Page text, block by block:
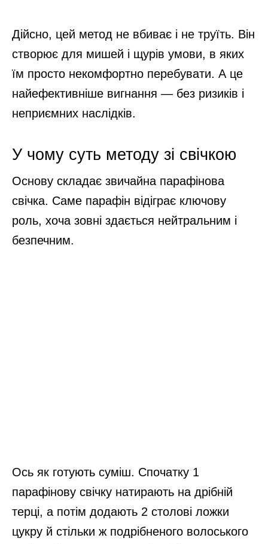
Дійсно, цей метод не вбиває і не труїть. Він
створює для мишей і щурів умови, в яких
їм просто некомфортно перебувати. А це
найефективніше вигнання — без ризиків і
неприємних наслідків.
У чому суть методу зі свічкою
Основу складає звичайна парафінова
свічка. Саме парафін відіграє ключову
роль, хоча зовні здається нейтральним і
безпечним.
Ось як готують суміш. Спочатку 1
парафінову свічку натирають на дрібній
терці, а потім додають 2 столові ложки
цукру й стільки ж подрібненого волоського